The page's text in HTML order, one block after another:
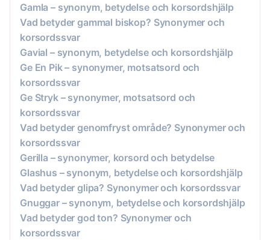
Gamla – synonym, betydelse och korsordshjälp
Vad betyder gammal biskop? Synonymer och
korsordssvar
Gavial – synonym, betydelse och korsordshjälp
Ge En Pik – synonymer, motsatsord och
korsordssvar
Ge Stryk – synonymer, motsatsord och
korsordssvar
Vad betyder genomfryst område? Synonymer och
korsordssvar
Gerilla – synonymer, korsord och betydelse
Glashus – synonym, betydelse och korsordshjälp
Vad betyder glipa? Synonymer och korsordssvar
Gnuggar – synonym, betydelse och korsordshjälp
Vad betyder god ton? Synonymer och
korsordssvar